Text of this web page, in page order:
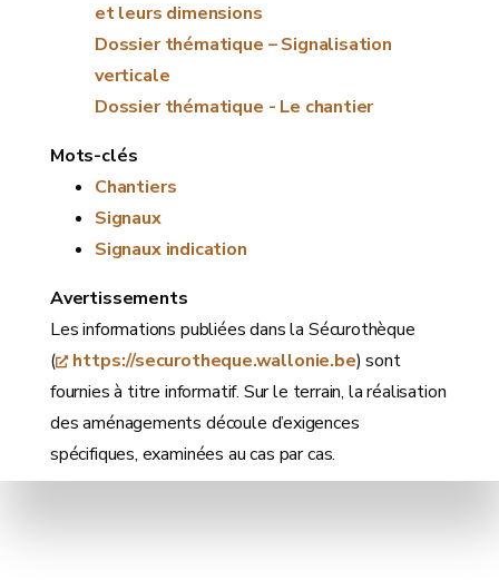
et leurs dimensions
Dossier thématique – Signalisation
verticale
Dossier thématique - Le chantier
Mots-clés
Chantiers
Signaux
Signaux indication
Avertissements
Les informations publiées dans la Sécurothèque
(
https://securotheque.wallonie.be) sont
fournies à titre informatif. Sur le terrain, la réalisation
des aménagements découle d’exigences
spécifiques, examinées au cas par cas.